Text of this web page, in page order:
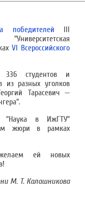
победителей III
VI Всероссийского
336 студентов и
из разных уголков
Тарасевич —
"Наука в ИжГТУ"
жюри в рамках
ей новых
М. Т. Калашникова